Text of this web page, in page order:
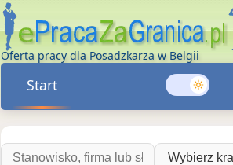
Oferta pracy dla Posadzkarza w Belgii
Start
Szukaj ofert pracy: Wybierz kraj: